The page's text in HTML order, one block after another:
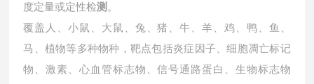
度定量或定性检测 。
覆盖人、小鼠、大鼠、兔、猪、牛、羊、鸡、鸭、鱼、
马、植物等多种物种，靶点包括炎症因子、细胞凋亡标记
物、激素、心血管标志物、信号通路蛋白、生物标志物